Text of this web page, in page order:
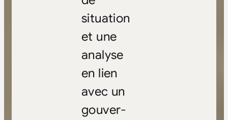
situation
et une
analyse
en lien
avec un
gouver­